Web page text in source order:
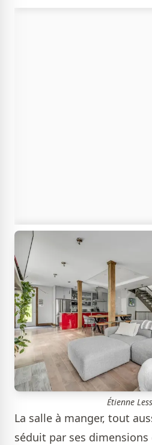
Étienne
La salle à manger, tout
séduit par ses dimensions